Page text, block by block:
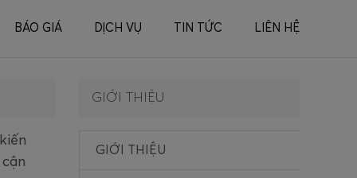
BÁO GIÁ DỊCH VỤ TIN TỨC LIÊN HỆ
GIỚI THIỆU
GIỚI THIỆU